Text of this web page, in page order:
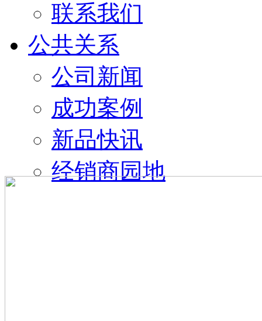
联系我们
公共关系
公司新闻
成功案例
新品快讯
经销商园地